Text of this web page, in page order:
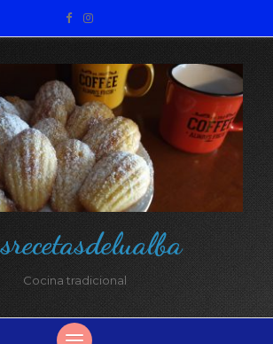
Cocina tradicional